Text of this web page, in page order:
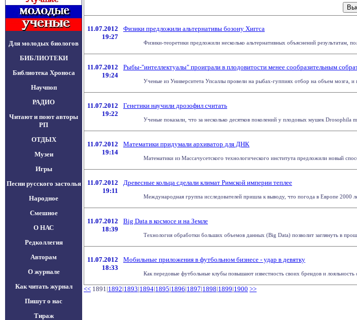
Для молодых биологов
БИБЛИОТЕКИ
Библиотека Хроноса
Научпоп
РАДИО
Читают и поют авторы
РП
ОТДЫХ
Музеи
Игры
Песни русского застолья
Народное
Смешное
О НАС
Редколлегия
Авторам
О журнале
Как читать журнал
Пишут о нас
Тираж
11.07.2012
19:27
Физики предложили альтернативы бозону Хиггса
Физики-теоретики предложили несколько альтернативных объяснений результатам,
11.07.2012
19:24
Рыбы-"интеллектуалы" проиграли в плодовитости менее сообразительным
Ученые из Университета Упсаллы провели на рыбах-гуппиях отбор на объем мозга, и
11.07.2012
19:22
Генетики научили дрозофил считать
Ученые показали, что за несколько десятков поколений у плодовых мушек
11.07.2012
19:14
Математики придумали архиватор для ДНК
Математики из Массачусетского технологического института предложили новый
11.07.2012
19:11
Древесные кольца сделали климат Римской империи теплее
Международная группа исследователей пришла к выводу, что погода в Европе 2000
11.07.2012
18:39
Big Data в космосе и на Земле
Технология обработки больших объемов данных (Big Data) позволит заглянуть в
11.07.2012
18:33
Мобильные приложения в футбольном бизнесе - удар в девятку
Как передовые футбольные клубы повышают известность своих брендов и
<< 1891|1892|1893|1894|1895|1896|1897|1898|1899|1900 >>